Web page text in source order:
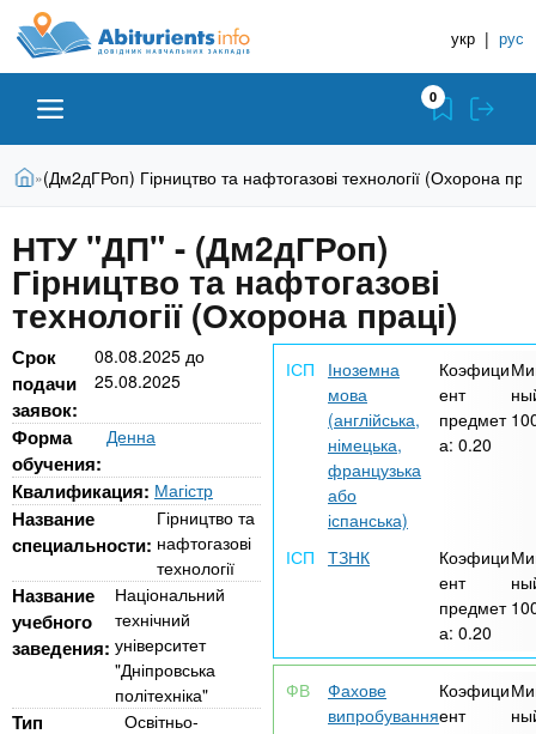
A
b
i
t
u
r
i
e
n
t
s
о
в
д
н
к
Н
а
в
ч
а
л
ь
н
и
х
з
а
л
укр | рус
Абітурієнту
ЗВО (ВНЗ)
Коледжі
Приватні школи
MBA
Онлайн курси
За кордоном
0
В
т
у
т
Головна
»(Дм2дГРоп) Гірництво та нафтогазові технології (Охорона
НТУ "ДП" - (Дм2дГРоп)
Гірництво та нафтогазові
технології (Охорона праці)
Срок
подачи
заявок:
08.08.2025 до
25.08.2025
Форма
обучения:
Денна
Квалификация: Магістр
Название
специальности:
Гірництво та
нафтогазові
технології
Название
учебного
заведения:
Національний
технічний
університет
"Дніпровська
політехніка"
Тип
Освітньо-
Іноземна
мова
(англійська,
німецька,
французька
або
іспанська)
Коэфици
ент
предмет
а: 0.20
ТЗНК
Коэфици
ент
предмет
а: 0.20
Фахове
випробування
Коэфици
ент